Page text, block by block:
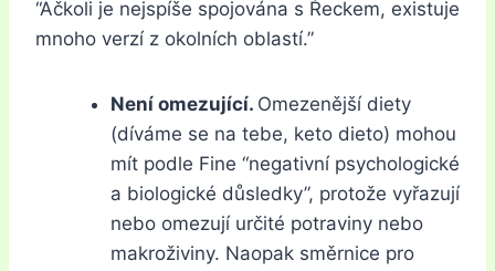
“Ačkoli je nejspíše spojována s Řeckem, existuje
mnoho verzí z okolních oblastí.”
Není omezující. Omezenější diety
(díváme se na tebe, keto dieto) mohou
mít podle Fine “negativní psychologické
a biologické důsledky”, protože vyřazují
nebo omezují určité potraviny nebo
makroživiny. Naopak směrnice pro